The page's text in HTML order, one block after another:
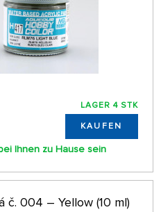
LAGER 4 STK
KAUFEN
Ihnen zu Hause sein
č. 004 – Yellow (10 ml)